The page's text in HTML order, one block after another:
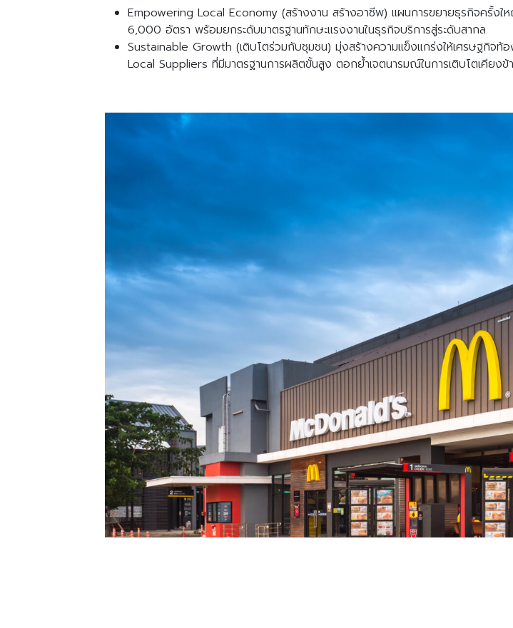
Empowering Local Economy (สร้างงาน สร้างอาชีพ) แผนการขยายธุรกิจครั้งใ
6,000 อัตรา พร้อมยกระดับมาตรฐานทักษะแรงงานในธุรกิจบริการสู่ระดับสากล
Sustainable Growth (เติบโตร่วมกับชุมชน) มุ่งสร้างความแข็งแกร่งให้เศรษฐกิจท้
Local Suppliers ที่มีมาตรฐานการผลิตขั้นสูง ตอกย้ำเจตนารมณ์ในการเติบโตเคียง